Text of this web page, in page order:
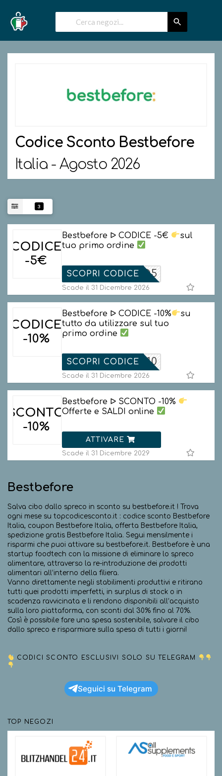
Codice Sconto Bestbefore
Italia - Agosto 2026
3
CODICE
-5€
Bestbefore ᐅ CODICE -5€
sul
tuo primo ordine
OILCIBO5
SCOPRI CODICE
Scade il 31 Dicembre 2026
CODICE
-10%
Bestbefore ᐅ CODICE -10%
su
tutto da utilizzare sul tuo
primo ordine
BEFORE10
SCOPRI CODICE
Scade il 31 Dicembre 2026
SCONTO
-10%
Bestbefore ᐅ SCONTO -10%
Offerte e SALDI online
ATTIVARE
Scade il 31 Dicembre 2029
Bestbefore
Salva cibo dallo spreco in sconto su bestbefore.it ! Trova
ogni mese su topcodicesconto.it : codice sconto Bestbefore
Italia, coupon Bestbefore Italia, offerta Bestbefore Italia,
spedizione gratis Bestbefore Italia. Segui mensilmente i
risparmi che puoi attivare su bestbefore.it. Bestbefore è una
startup foodtech con la missione di eliminare lo spreco
alimentare, attraverso la re-introduzione dei prodotti
alimentari all’interno della filiera.
Vanno direttamente negli stabilimenti produttivi e ritirano
tutti quei prodotti imperfetti, in surplus di stock o in
scadenza ravvicinata e li rendono disponibili all’acquisto
sulla loro piattaforma, con sconti dal 30% fino al 70%.
Così è possibile fare una spesa sostenibile, salvare il cibo
dallo spreco e risparmiare sulla spesa di tutti i giorni!
CODICI SCONTO ESCLUSIVI SOLO SU TELEGRAM
Seguici su Telegram
TOP NEGOZI